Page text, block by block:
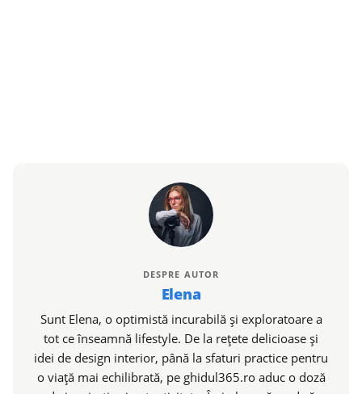
DESPRE AUTOR
Elena
Sunt Elena, o optimistă incurabilă și exploratoare a
tot ce înseamnă lifestyle. De la rețete delicioase și
idei de design interior, până la sfaturi practice pentru
o viață mai echilibrată, pe ghidul365.ro aduc o doză